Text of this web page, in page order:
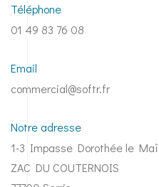
Téléphone
01 49 83 76 08
Email
commercial@softr.fr
Notre adresse
1-3 Impasse Dorothée le
ZAC DU COUTERNOIS